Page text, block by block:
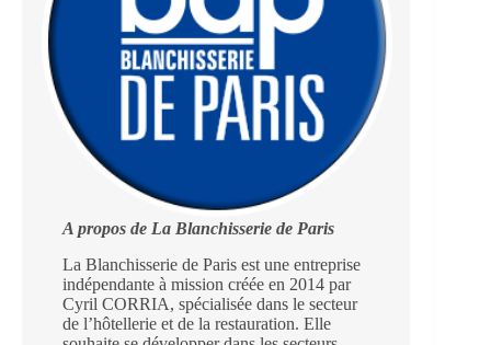
A propos de La Blanchisserie de Paris
La Blanchisserie de Paris est une entreprise
indépendante à mission créée en 2014 par
Cyril CORRIA, spécialisée dans le secteur
de l’hôtellerie et de la restauration. Elle